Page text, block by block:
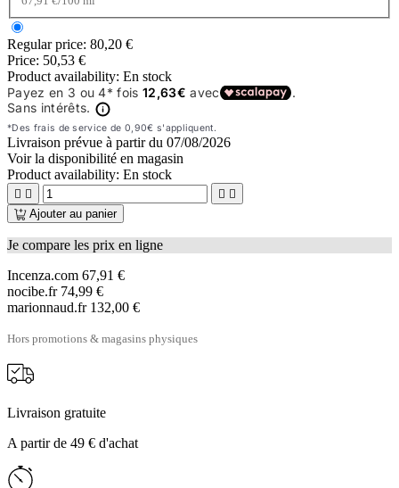
Regular price: 80,20 €
Price: 50,53 €
Product availability: En stock
Livraison prévue à partir du 07/08/2026
Voir la disponibilité en magasin
Product availability: En stock
   
Ajouter au panier
Je compare les prix en ligne
Incenza.com 67,91 €
nocibe.fr 74,99 €
marionnaud.fr 132,00 €
Hors promotions & magasins physiques
Livraison gratuite
A partir de 49 € d'achat